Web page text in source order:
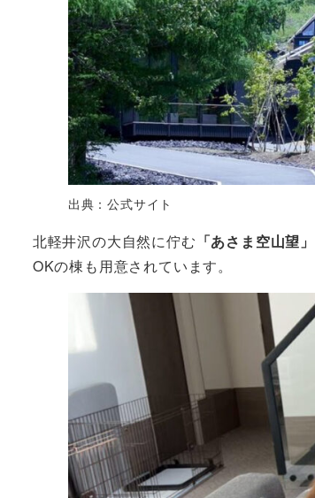
出典：公式サイト
北軽井沢の大自然に佇む 「あさま空山望」
OKの棟も用意されています。